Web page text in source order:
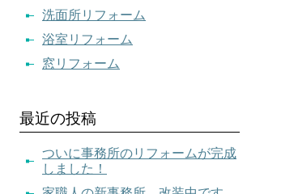
洗面所リフォーム
浴室リフォーム
窓リフォーム
最近の投稿
ついに事務所のリフォームが完成
しました！